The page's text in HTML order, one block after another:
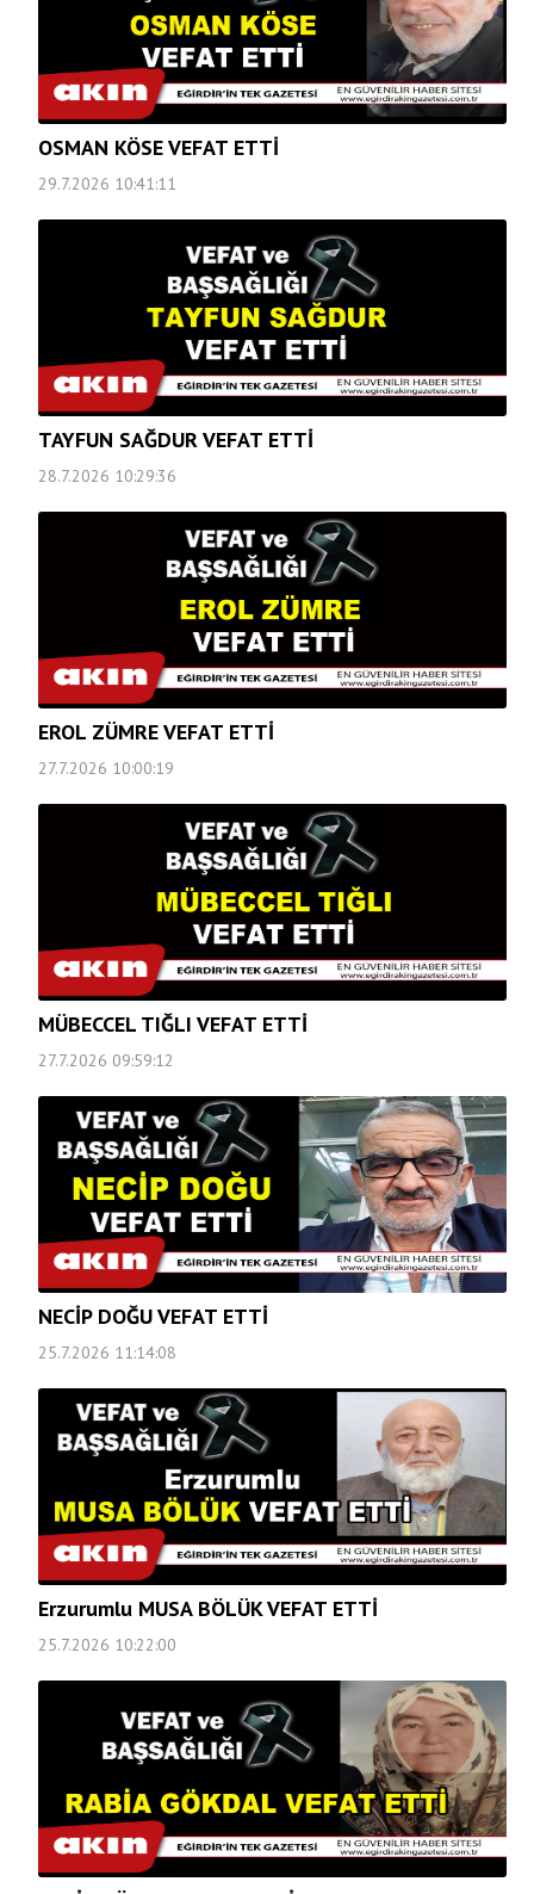
OSMAN KÖSE VEFAT ETTİ
29.7.2026 10:41:11
TAYFUN SAĞDUR VEFAT ETTİ
28.7.2026 10:29:36
EROL ZÜMRE VEFAT ETTİ
27.7.2026 10:00:19
MÜBECCEL TIĞLI VEFAT ETTİ
27.7.2026 09:59:12
NECİP DOĞU VEFAT ETTİ
25.7.2026 11:14:08
Erzurumlu MUSA BÖLÜK VEFAT ETTİ
25.7.2026 10:22:00